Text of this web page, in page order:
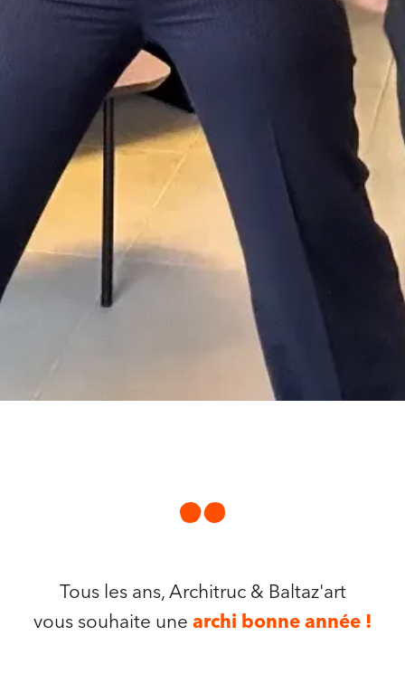
Tous les ans, Architruc & Baltaz'art
vous souhaite unearchi bonne année !